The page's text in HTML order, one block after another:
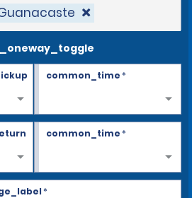
common_time*
common_time*
*